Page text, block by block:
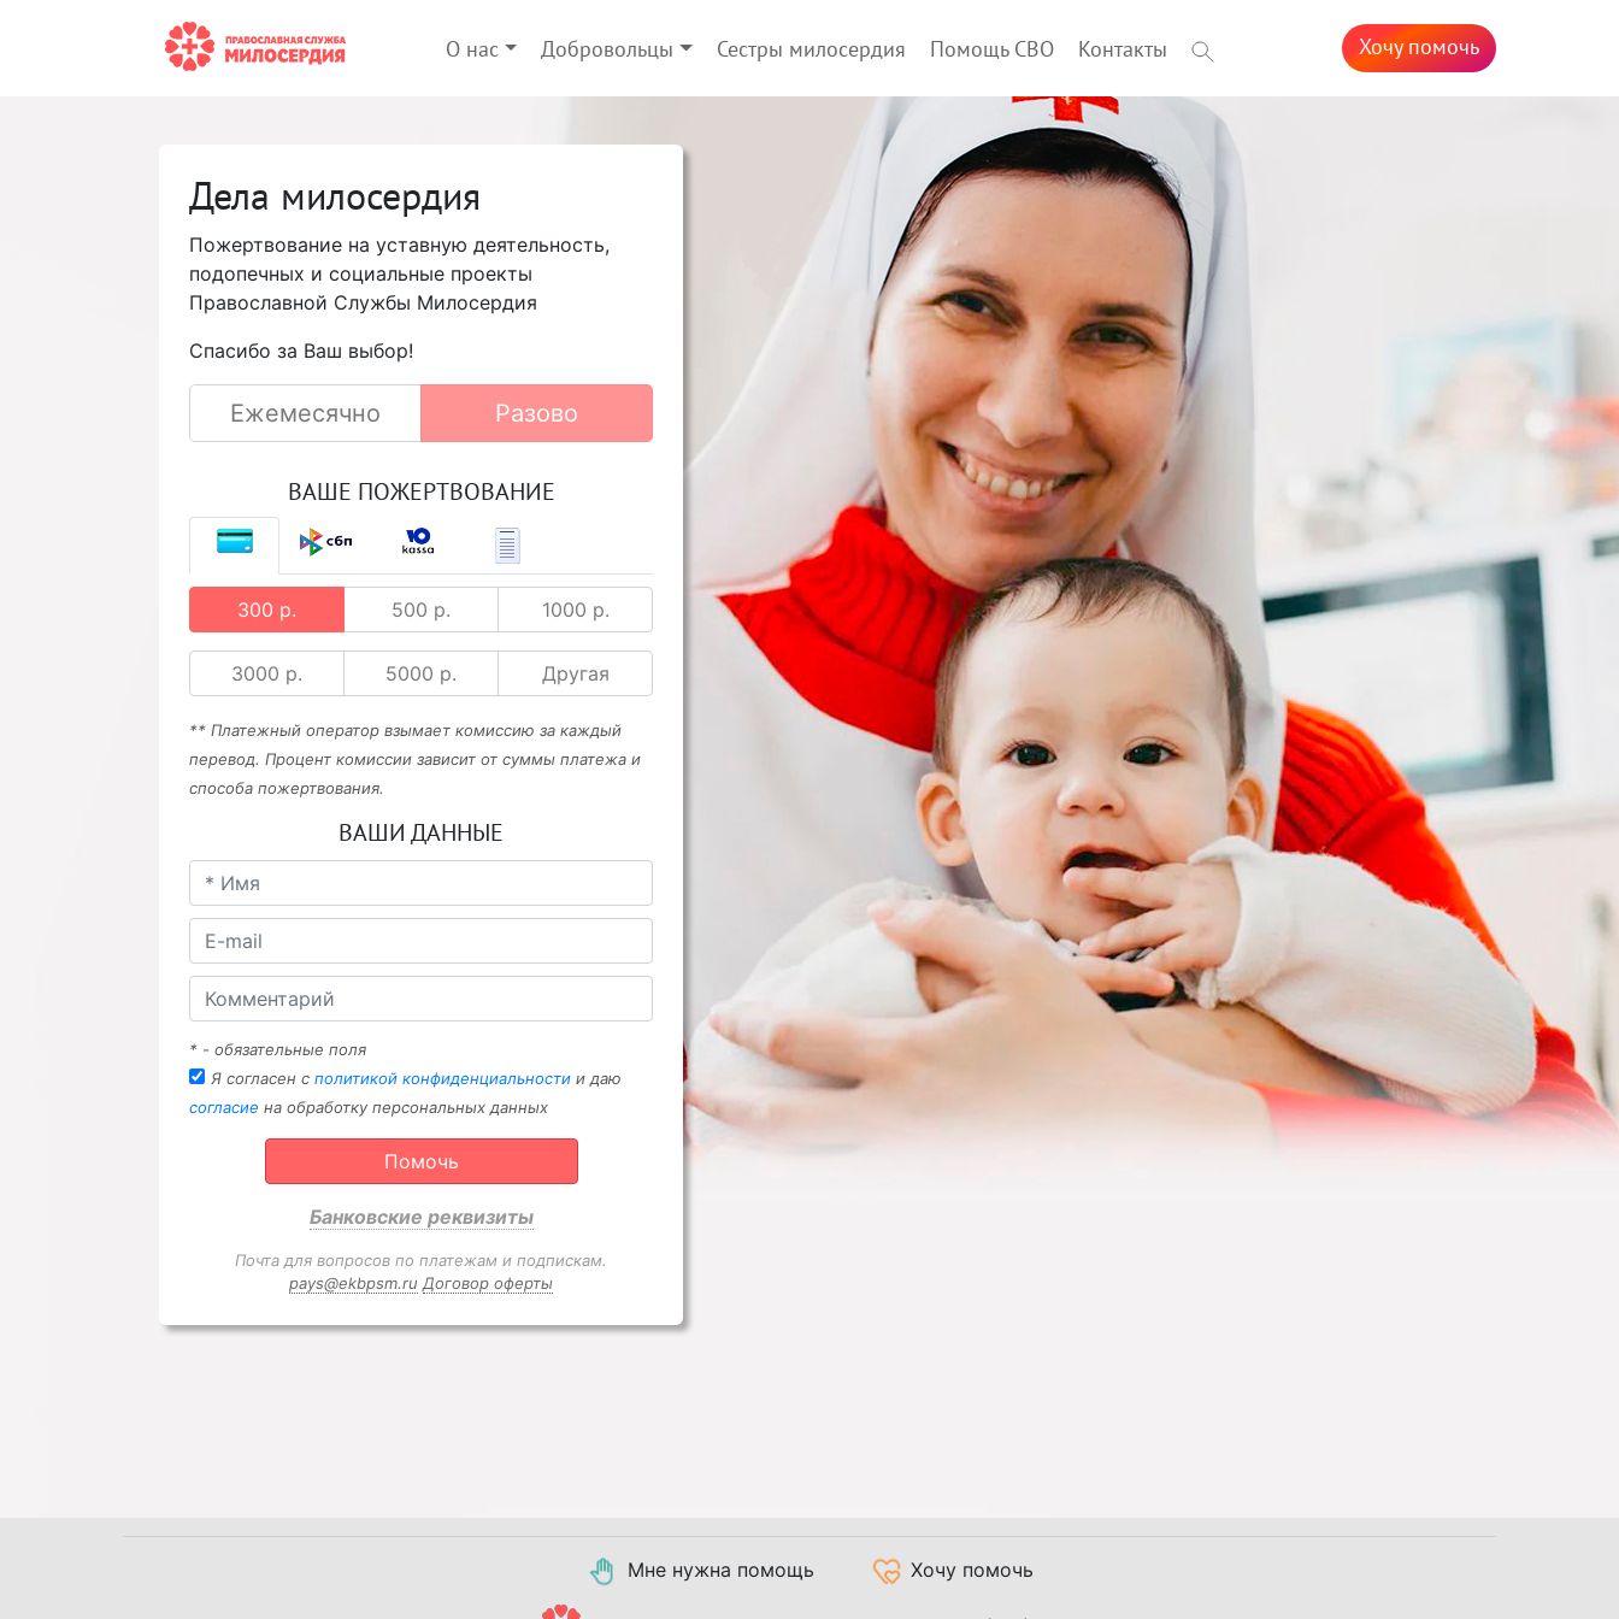
О нас Добровольцы Сестры милосердия Помощь СВО Контакты Хочу помочь
Дела милосердия
Пожертвование на уставную деятельность,
подопечных и социальные проекты
Православной Службы Милосердия
Спасибо за Ваш выбор!
Ежемесячно Разово
ВАШЕ ПОЖЕРТВОВАНИЕ
300 р. 500 р. 1000 р.
3000 р. 5000 р. Другая
** Платежный оператор взымает комиссию за каждый
перевод. Процент комиссии зависит от суммы платежа и
способа пожертвования.
ВАШИ ДАННЫЕ
* - обязательные поля
Я согласен с политикой конфиденциальности и даю
согласие на обработку персональных данных
Помочь
Банковские реквизиты
Почта для вопросов по платежам и подпискам.
pays@ekbpsm.ru Договор оферты
Мне нужна помощь Хочу помочь